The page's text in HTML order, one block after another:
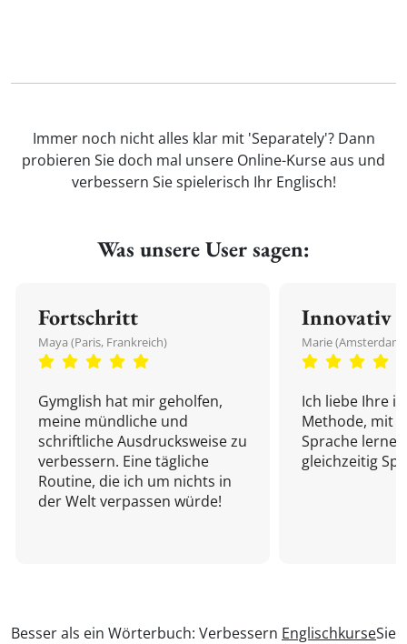
Immer noch nicht alles klar mit 'Separately'? Dann
probieren Sie doch mal unsere Online-Kurse aus und
verbessern Sie spielerisch Ihr Englisch!
Was unsere User sagen:
Fortschritt
Maya (Paris, Frankreich)
Gymglish hat mir geholfen,
meine mündliche und
schriftliche Ausdrucksweise zu
verbessern. Eine tägliche
Routine, die ich um nichts in
der Welt verpassen würde!
Innovativ
Marie
Ich liebe Ihre
Methode, mit
Sprache
gleichzeitig
Besser als ein Wörterbuch: Verbessern EnglischkurseSie